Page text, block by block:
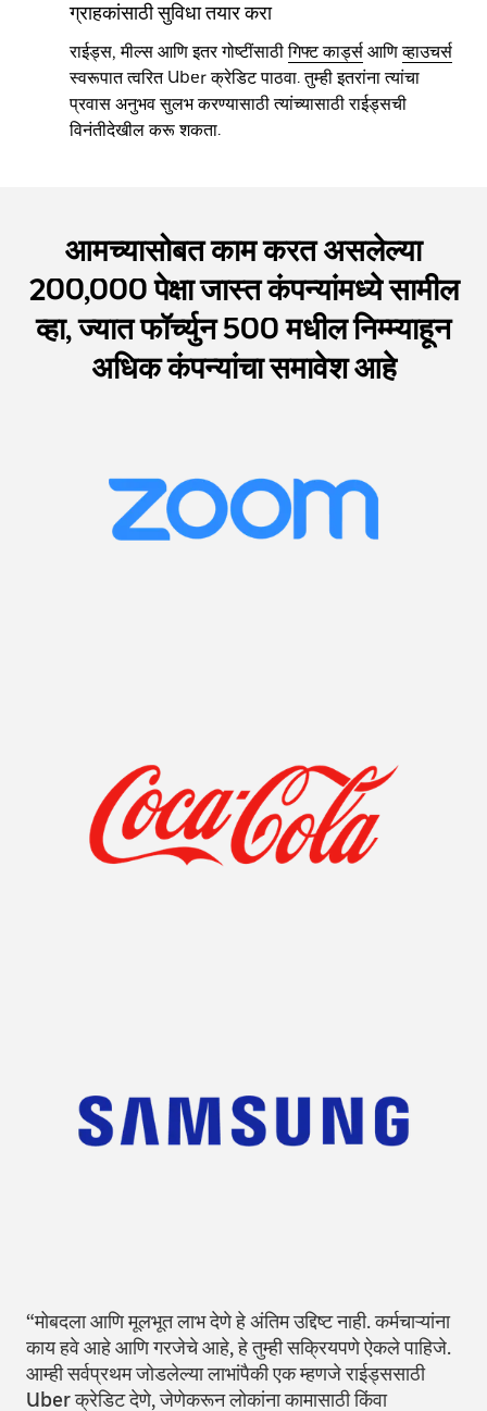
ग्राहकांसाठी सुविधा तयार करा
राईड्स, मील्स आणि इतर गोष्टींसाठीगिफ्ट कार्ड्स आणिव्हाउचर्स
स्वरूपात त्वरित Uber क्रेडिट पाठवा. तुम्ही इतरांना त्यांचा
प्रवास अनुभव सुलभ करण्यासाठी त्यांच्यासाठी राईड्सची
विनंतीदेखील करू शकता.
आमच्यासोबत काम करत असलेल्या
200,000 पेक्षा जास्त कंपन्यांमध्ये सामील
व्हा, ज्यात फॉर्च्युन 500 मधील निम्म्याहून
अधिक कंपन्यांचा समावेश आहे
“मोबदला आणि मूलभूत लाभ देणे हे अंतिम उद्दिष्ट नाही. कर्मचाऱ्यांना
काय हवे आहे आणि गरजेचे आहे, हे तुम्ही सक्रियपणे ऐकले पाहिजे.
आम्ही सर्वप्रथम जोडलेल्या लाभांपैकी एक म्हणजे राईड्ससाठी
Uber क्रेडिट देणे, जेणेकरून लोकांना कामासाठी किंवा